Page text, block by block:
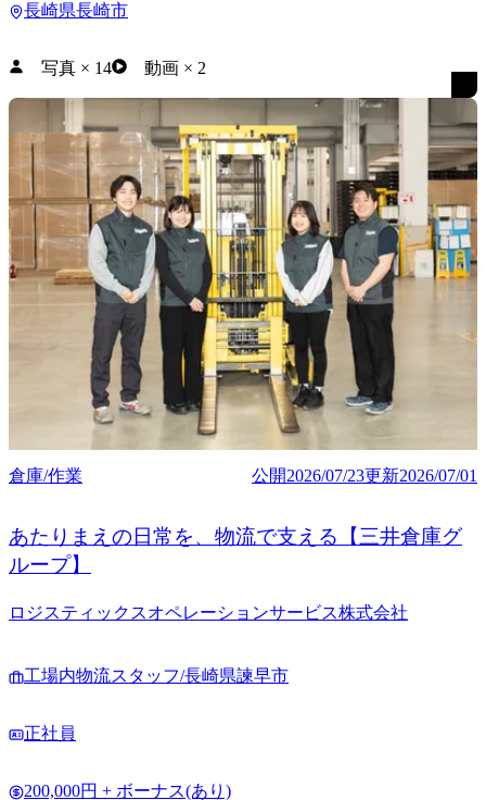
長崎県長崎市
写真 × 14 動画 × 2
倉庫/作業 公開2026/07/23更新2026/07/01
あたりまえの日常を、物流で支える【三井倉庫グ
ループ】
ロジスティックスオペレーションサービス株式会社
工場内物流スタッフ/長崎県諫早市
正社員
200,000円 + ボーナス(あり)